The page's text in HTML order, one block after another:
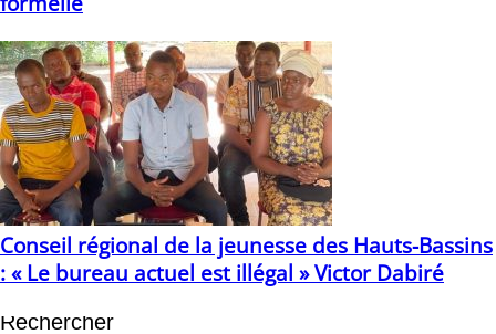
Conseil régional de la jeunesse des Hauts-Bassins
: « Le bureau actuel est illégal » Victor Dabiré